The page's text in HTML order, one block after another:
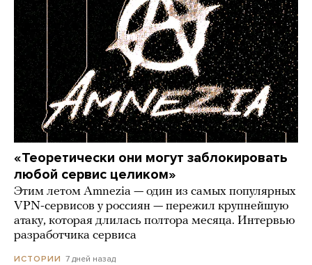
«Теоретически они могут заблокировать
любой сервис целиком»
Этим летом Amnezia — один из самых популярных
VPN-сервисов у россиян — пережил крупнейшую
атаку, которая длилась полтора месяца. Интервью
разработчика сервиса
ИСТОРИИ 7 дней назад